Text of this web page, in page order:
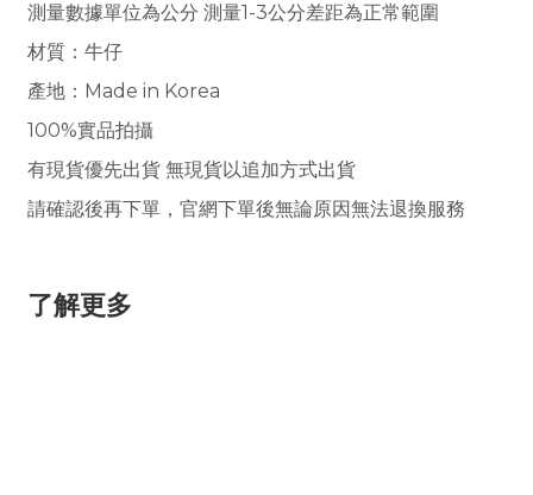
測量數據單位為公分 測量1-3公分差距為正常範圍
材質 ：牛仔
產地：Made in Korea
100%實品拍攝
有現貨優先出貨 無現貨以追加方式出貨
請確認後再下單，官網下單後無論原因無法退換服務
了解更多